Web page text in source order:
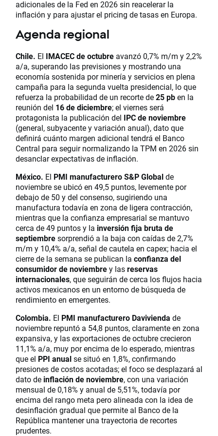
adicionales de la Fed en 2026 sin reacelerar la
inflación y para ajustar el pricing de tasas en Europa.
Agenda regional
Chile. El IMACEC de octubre avanzó 0,7% m/m y 2,2%
a/a, superando las previsiones y mostrando una
economía sostenida por minería y servicios en plena
campaña para la segunda vuelta presidencial, lo que
refuerza la probabilidad de un recorte de25 pben la
reunión del 16 de diciembre; el viernes será
protagonista la publicación del IPC de noviembre
(general, subyacente y variación anual), dato que
definirá cuánto margen adicional tendrá el Banco
Central para seguir normalizando la TPM en 2026 sin
desanclar expectativas de inflación.
México. El PMI manufacturero S&P Globalde
noviembre se ubicó en 49,5 puntos, levemente por
debajo de 50 y del consenso, sugiriendo una
manufactura todavía en zona de ligera contracción,
mientras que la confianza empresarial se mantuvo
cerca de 49 puntos y la inversión fija bruta de
septiembresorprendió a la baja con caídas de 2,7%
m/m y 10,4% a/a, señal de cautela en capex; hacia el
cierre de la semana se publican la confianza del
consumidor de noviembrey lasreservas
internacionales, que seguirán de cerca los flujos hacia
activos mexicanos en un entorno de búsqueda de
rendimiento en emergentes.
Colombia. El PMI manufacturero Davivienda de
noviembre repuntó a 54,8 puntos, claramente en zona
expansiva, y las exportaciones de octubre crecieron
11,1% a/a, muy por encima de lo esperado, mientras
que el PPI anualse situó en 1,8%, confirmando
presiones de costos acotadas; el foco se desplazará al
dato de inflación de noviembre, con una variación
mensual de 0,18% y anual de 5,51%, todavía por
encima del rango meta pero alineada con la idea de
desinflación gradual que permite al Banco de la
República mantener una trayectoria de recortes
prudentes.